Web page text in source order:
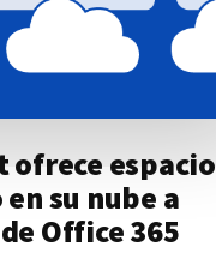
ofrece espacio
su nube a
Office 365